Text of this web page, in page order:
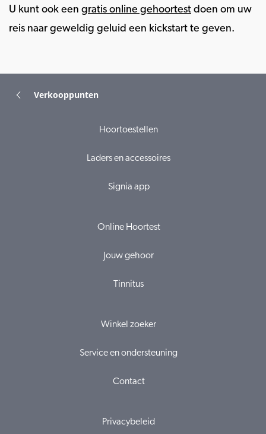
U kunt ook een gratis online gehoortest doen om uw
reis naar geweldig geluid een kickstart te geven.
Verkooppunten
Hoortoestellen
Laders en accessoires
Signia app
Online Hoortest
Jouw gehoor
Tinnitus
Winkel zoeker
Service en ondersteuning
Contact
Privacybeleid